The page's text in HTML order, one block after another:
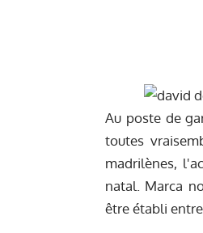
Au poste de
toutes
madrilènes,
natal. Marca
être établi